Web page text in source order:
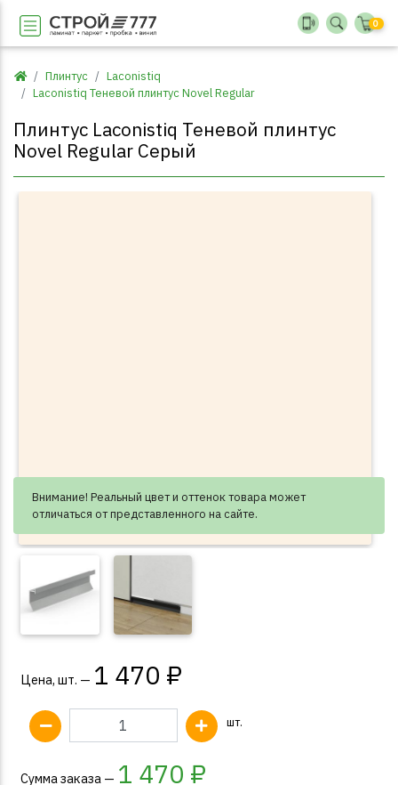
0
Плинтус
Laconistiq
Laconistiq Теневой плинтус Novel Regular
Плинтус Laconistiq Теневой плинтус
Novel Regular Серый
Внимание! Реальный цвет и оттенок товара может
отличаться от представленного на сайте.
Цена, шт. — 1 470 ₽
шт.
Сумма заказа — 1 470 ₽